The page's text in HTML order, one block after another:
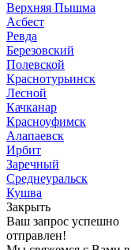
Верхняя Пышма
Асбест
Ревда
Березовский
Полевской
Краснотурьинск
Лесной
Качканар
Красноуфимск
Алапаевск
Ирбит
Заречный
Среднеуральск
Кушва
Закрыть
Ваш запрос успешно
отправлен!